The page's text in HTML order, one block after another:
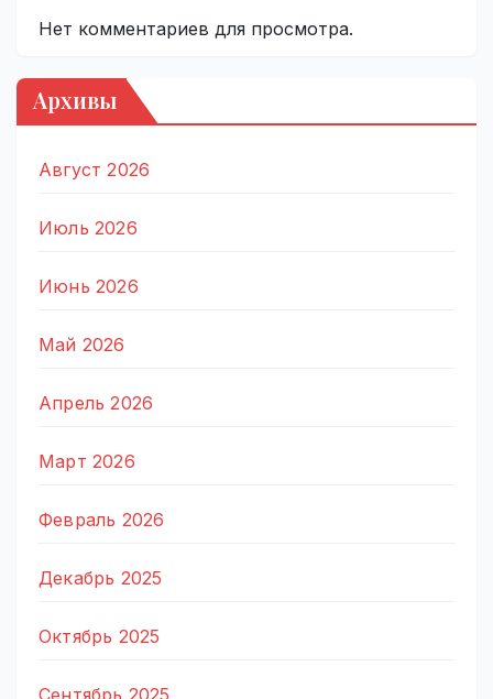
Нет комментариев для просмотра.
Архивы
Август 2026
Июль 2026
Июнь 2026
Май 2026
Апрель 2026
Март 2026
Февраль 2026
Декабрь 2025
Октябрь 2025